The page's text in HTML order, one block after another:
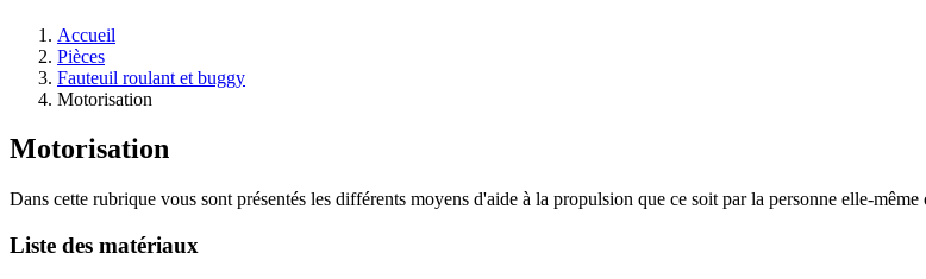
Accueil
Pièces
Fauteuil roulant et buggy
Motorisation
Motorisation
Dans cette rubrique vous sont présentés les différents moyens d'aide à la propulsion que ce soit par la personne elle-
Liste des matériaux